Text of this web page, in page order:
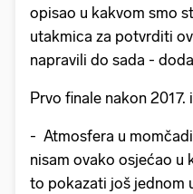
opisao u kakvom smo
utakmica za potvrditi
napravili do sada -
Prvo finale nakon
- Atmosfera u
nisam ovako osjećao u
to pokazati još jednom